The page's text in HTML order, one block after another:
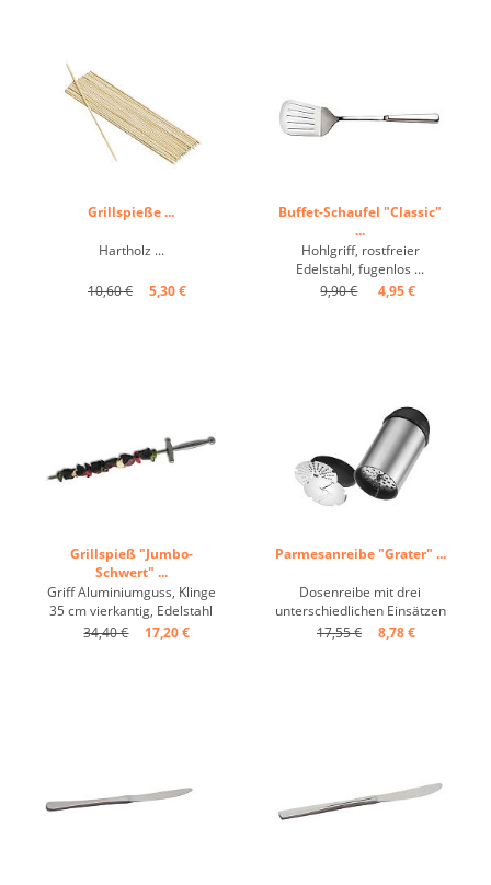
Grillspieße ...
Hartholz ...
10,60 € 5,30 €
Buffet-Schaufel "Classic"
...
Hohlgriff, rostfreier
Edelstahl, fugenlos ...
9,90 €
4,95 €
Grillspieß "Jumbo-
Schwert" ...
Griff Aluminiumguss, Klinge
35 cm vierkantig, Edelstahl
...
34,40 € 17,20 €
Parmesanreibe "Grater" ...
Dosenreibe mit drei
unterschiedlichen Einsätzen
(grob, fein, Hobel),
17,55 € 8,78 €